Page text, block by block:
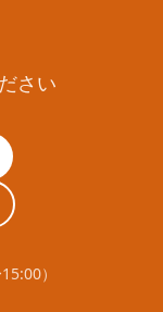
さい
）